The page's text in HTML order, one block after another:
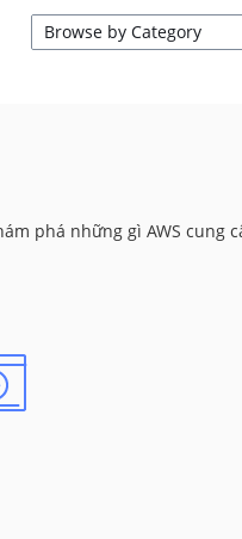
Browse by Category
phá những gì AWS cung